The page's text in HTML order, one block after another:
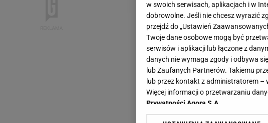
w swoich serwisach, aplikacjach i w
dobrowolne. Jeśli nie chcesz wyrazić
przejdź do „Ustawień
Twoje dane osobowe mogą być
serwisów i aplikacji lub łączone z
danych nie wymaga zgody i odbywa
lub Zaufanych Partnerów. Takiemu
lub przez kontakt z administratorem –
Więcej informacji o przetwarzaniu
Prywatności Agora S.A.